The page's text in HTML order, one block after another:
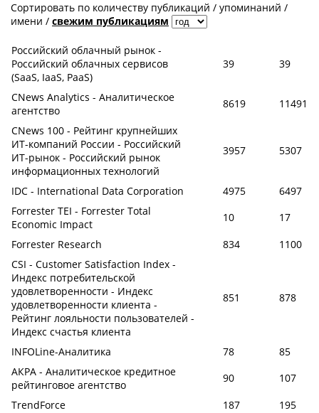
Сортировать по количеству публикаций / упоминаний /
имени / свежим публикациям
Российский облачный рынок -
Российский облачных сервисов
(SaaS, IaaS, PaaS)
39 39
CNews Analytics - Аналитическое
агентство
8619
11491
CNews 100 - Рейтинг крупнейших
ИТ-компаний России - Российский
ИТ-рынок - Российский рынок
информационных технологий
3957 5307
IDC - International Data Corporation 4975
6497
Forrester TEI - Forrester Total
Economic Impact
10
17
Forrester Research
834
1100
CSI - Customer Satisfaction Index -
Индекс потребительской
удовлетворенности - Индекс
удовлетворенности клиента -
Рейтинг лояльности пользователей -
Индекс счастья клиента
851 878
INFOLine-Аналитика 78
85
АКРА - Аналитическое кредитное
рейтинговое агентство
90
107
TrendForce
187
195